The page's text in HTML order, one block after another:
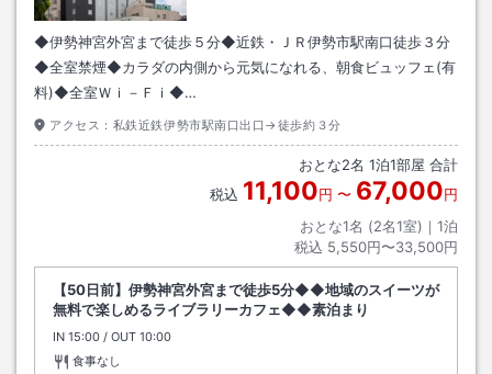
◆伊勢神宮外宮まで徒歩５分◆近鉄・ＪＲ伊勢市駅南口徒歩３分
◆全室禁煙◆カラダの内側から元気になれる、朝食ビュッフェ(有
料)◆全室Ｗｉ－Ｆｉ◆…
アクセス： 私鉄近鉄伊勢市駅南口出口→徒歩約３分
おとな2名 1泊1部屋 合計
税込 11,100円 〜 67,000円
おとな1名 (2名1室)｜ 1泊
税込 5,550円〜33,500円
【50日前】伊勢神宮外宮まで徒歩5分◆◆地域のスイーツが
無料で楽しめるライブラリーカフェ◆◆素泊まり
IN チェックイン
15:00 / OUT チェックアウト
10:00
食事なし